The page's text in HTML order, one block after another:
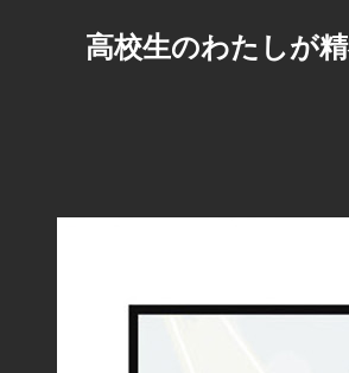
高校生のわたしが